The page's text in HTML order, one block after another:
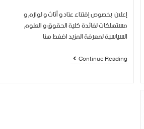
إعلان بخصوص إقتناء عتاد و أثاث و لوازم و
مستهلكات لفائدة كلية الحقوق و العلوم
السياسية لمعرفة المزيد اضغط هنا
Continue Reading